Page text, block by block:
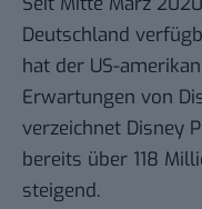
Deutschland
hat der US-
Erwartungen von
verzeichnet Disney
bereits über 118
steigend.